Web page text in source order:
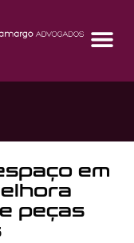
em
peças